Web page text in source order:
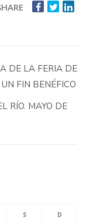
DE LA FERIA DE
FIN BENÉFICO
RÍO. MAYO DE
S D